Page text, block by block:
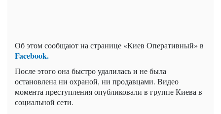
Об этом сообщают на странице «Киев Оперативный» в
Facebook.
После этого она быстро удалилась и не была
остановлена ни охраной, ни продавцами. Видео
момента преступления опубликовали в группе Киева в
социальной сети.